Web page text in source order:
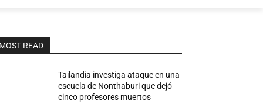
READ
Tailandia investiga ataque en una
escuela de Nonthaburi que dejó
cinco profesores muertos